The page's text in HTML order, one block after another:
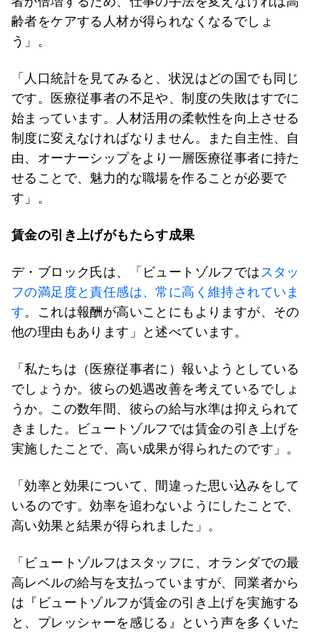
齢者をケアする人材が得られなくなるでしょ
う」。
「人口統計を見てみると、状況はどの国でも同じ
です。医療従事者の不足や、制度の失敗はすでに
始まっています。人材活用の柔軟性を向上させる
制度に変えなければなりません。また自主性、自
由、オーナーシップをより一層医療従事者に持た
せることで、魅力的な職場を作ることが必要で
す」。
賃金の引き上げがもたらす成果
デ・ブロック氏は、「ビュートゾルフでは スタッ
フの満足度と責任感は、常に高く維持されていま
す。これは報酬が高いことにもよりますが、その
他の理由もあります」と述べています。
「私たちは（医療従事者に）報いようとしている
でしょうか。彼らの処遇改善を考えているでしょ
うか。この数年間、彼らの給与水準は抑えられて
きました。ビュートゾルフでは賃金の引き上げを
実施したことで、高い成果が得られたのです」。
「効率と効果について、間違った思い込みをして
いるのです。効率を追わないようにしたことで、
高い効果と結果が得られました」。
「ビュートゾルフはスタッフに、オランダでの最
高レベルの給与を支払っていますが、同業者から
は『ビュートゾルフが賃金の引き上げを実施する
と、プレッシャーを感じる』という声を多くいた